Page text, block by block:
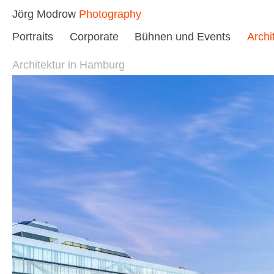
Jörg Modrow Photography
Portraits Corporate Bühnen und Events
Architektur in Hamburg